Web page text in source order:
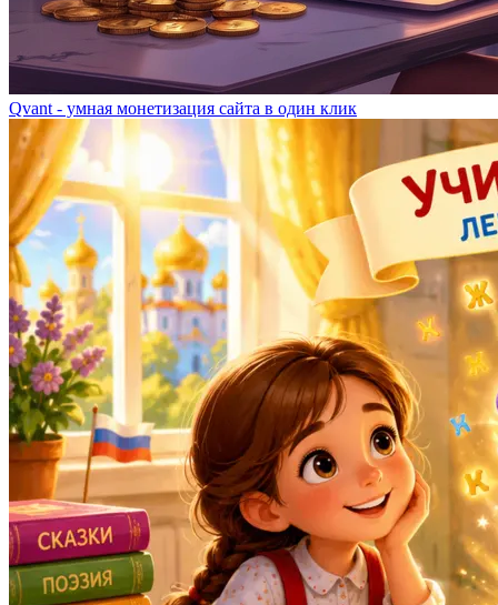
Qvant - умная монетизация сайта в один клик